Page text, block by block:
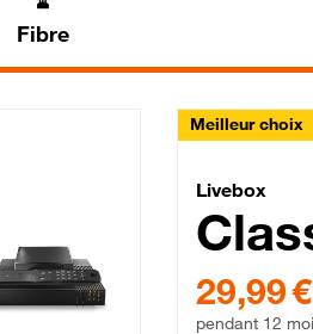
Fibre
Lite Fibre
Meilleur choix
Livebox
29,99 € par
29,99 €
pendant 12